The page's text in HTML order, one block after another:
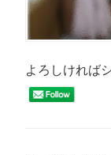
よろしければ